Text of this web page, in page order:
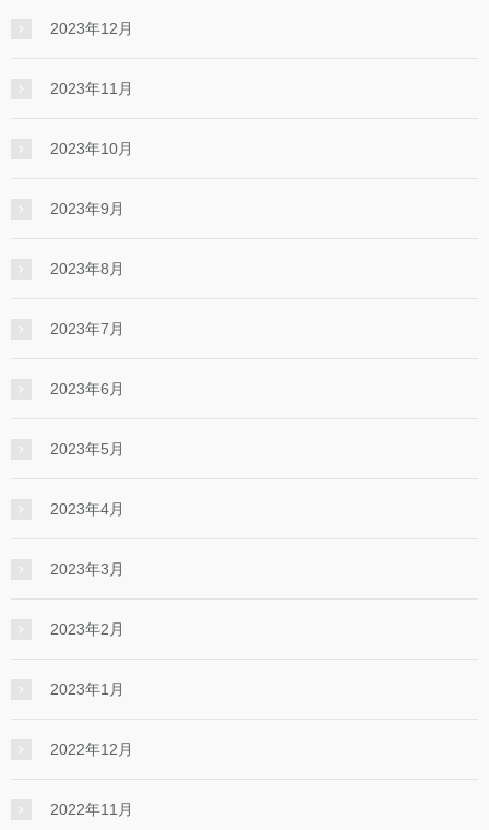
2023年12月
2023年11月
2023年10月
2023年9月
2023年8月
2023年7月
2023年6月
2023年5月
2023年4月
2023年3月
2023年2月
2023年1月
2022年12月
2022年11月